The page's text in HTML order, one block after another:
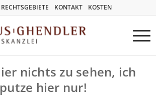
RECHTSGEBIETE KONTAKT KOSTEN
nichts zu sehen, ich
putze hier nur!